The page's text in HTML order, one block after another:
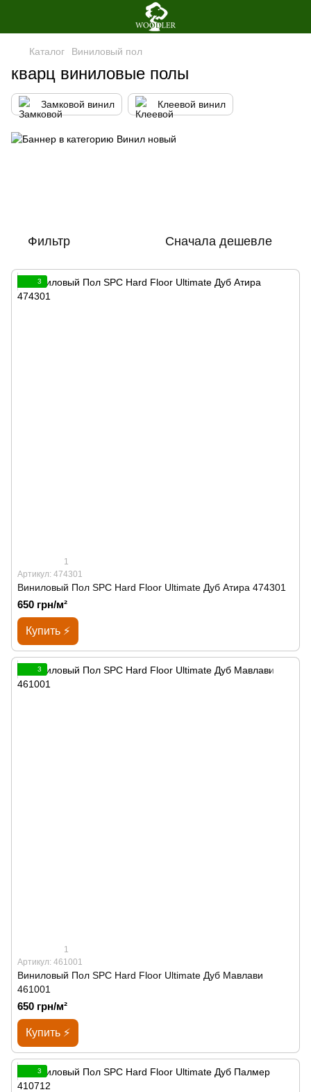
Каталог Виниловый пол
кварц виниловые полы
Замковой винил Клеевой винил
Фильтр Сначала дешевле
3
1
Артикул: 474301
Виниловый Пол SPС Hard Floor Ultimate Дуб Атира 474301
650 грн/м²
Купить ⚡
3
1
Артикул: 461001
Виниловый Пол SPС Hard Floor Ultimate Дуб Мавлави
461001
650 грн/м²
Купить ⚡
3